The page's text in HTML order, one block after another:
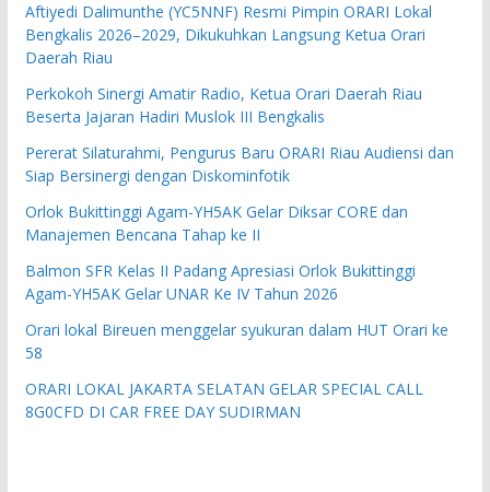
Aftiyedi Dalimunthe (YC5NNF) Resmi Pimpin ORARI Lokal
Bengkalis 2026–2029, Dikukuhkan Langsung Ketua Orari
Daerah Riau
Perkokoh Sinergi Amatir Radio, Ketua Orari Daerah Riau
Beserta Jajaran Hadiri Muslok III Bengkalis
Pererat Silaturahmi, Pengurus Baru ORARI Riau Audiensi dan
Siap Bersinergi dengan Diskominfotik
Orlok Bukittinggi Agam-YH5AK Gelar Diksar CORE dan
Manajemen Bencana Tahap ke II
Balmon SFR Kelas II Padang Apresiasi Orlok Bukittinggi
Agam-YH5AK Gelar UNAR Ke IV Tahun 2026
Orari lokal Bireuen menggelar syukuran dalam HUT Orari ke
58
ORARI LOKAL JAKARTA SELATAN GELAR SPECIAL CALL
8G0CFD DI CAR FREE DAY SUDIRMAN